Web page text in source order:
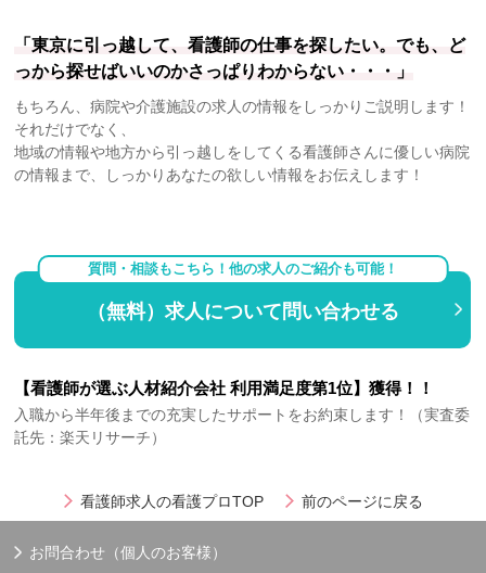
「東京に引っ越して、看護師の仕事を探したい。でも、ど
っから探せばいいのかさっぱりわからない・・・」
もちろん、病院や介護施設の求人の情報をしっかりご説明します！
それだけでなく、
地域の情報や地方から引っ越しをしてくる看護師さんに優しい病院
の情報まで、しっかりあなたの欲しい情報をお伝えします！
質問・相談もこちら！他の求人のご紹介も可能！
（無料）求人について問い合わせる
【看護師が選ぶ人材紹介会社 利用満足度第1位】獲得！！
入職から半年後までの充実したサポートをお約束します！（実査委
託先：楽天リサーチ）
看護師求人の看護プロTOP 前のページに戻る
お問合わせ（個人のお客様）